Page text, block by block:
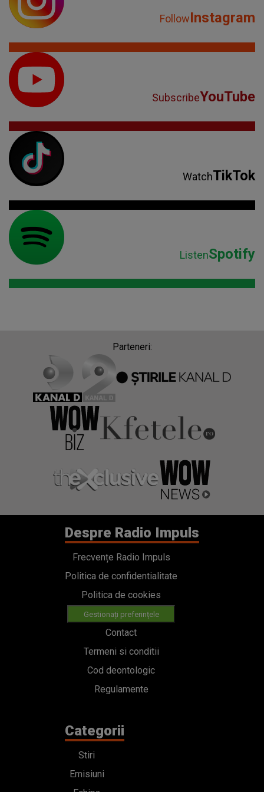
FollowInstagram
SubscribeYouTube
WatchTikTok
ListenSpotify
Parteneri:
Despre Radio Impuls
Frecvențe Radio Impuls
Politica de confidentialitate
Politica de cookies
Gestionați preferințele
Contact
Termeni si conditii
Cod deontologic
Regulamente
Categorii
Stiri
Emisiuni